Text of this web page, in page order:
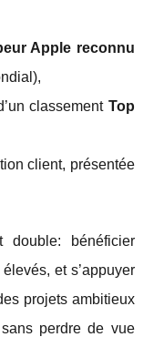
Apple reconnu
classement Top
client, présentée
double: bénéficier
et s’appuyer
projets ambitieux
perdre de vue